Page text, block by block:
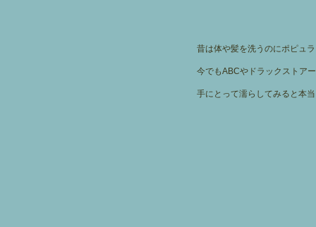
昔は体や髪を洗うのにポピュ
今でもABCやドラックストア
手にとって濡らしてみると本